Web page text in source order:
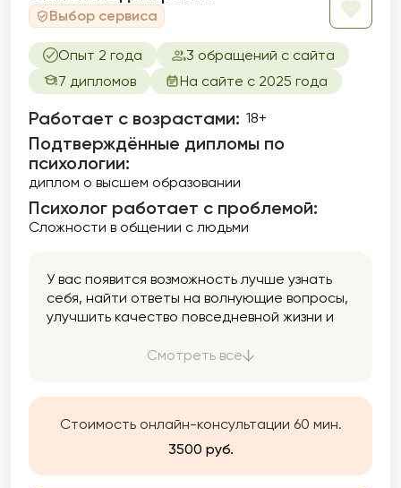
Выбор сервиса
Опыт 2 года
3 обращений с сайта
7 дипломов
На сайте с 2025 года
Работает с возрастами: 18+
Подтверждённые дипломы по
психологии:
диплом о высшем образовании
Психолог работает с проблемой:
Сложности в общении с людьми
У вас появится возможность лучше узнать
себя, найти ответы на волнующие вопросы,
улучшить качество повседневной жизни и
Работаю в интегративном подходе, что
поведенческой терапии), Коучинга,
Психоанализа, Арт-терапию и гипноз.
Смотреть все
Стоимость онлайн-консультации 60 мин.
3500 руб.